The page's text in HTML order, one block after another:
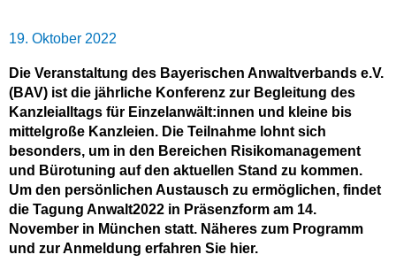
19. Oktober 2022
Die Veranstaltung des Bayerischen Anwaltverbands e.V.
(BAV) ist die jährliche Konferenz zur Begleitung des
Kanzleialltags für Einzelanwält:innen und kleine bis
mittelgroße Kanzleien. Die Teilnahme lohnt sich
besonders, um in den Bereichen Risikomanagement
und Bürotuning auf den aktuellen Stand zu kommen.
Um den persönlichen Austausch zu ermöglichen, findet
die Tagung Anwalt2022 in Präsenzform am 14.
November in München statt. Näheres zum Programm
und zur Anmeldung erfahren Sie hier.